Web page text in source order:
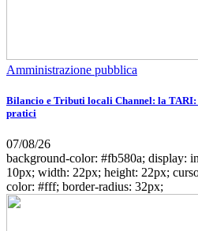
Amministrazione pubblica
Bilancio e Tributi locali Channel: la TARI:
pratici
07/08/26
background-color: #fb580a; display:
10px; width: 22px; height: 22px;
color: #fff; border-radius: 32px;